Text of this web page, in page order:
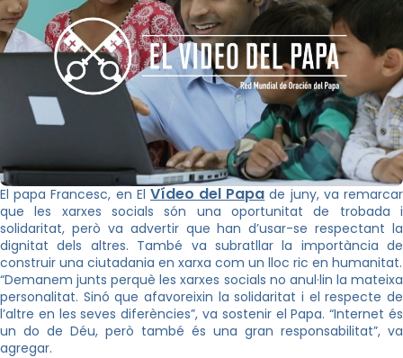
El papa Francesc, en El Vídeo del Papa de juny, va remarcar
que les xarxes socials són una oportunitat de trobada i
solidaritat, però va advertir que han d’usar-se respectant la
dignitat dels altres. També va subratllar la importància de
construir una ciutadania en xarxa com un lloc ric en humanitat.
“Demanem junts perquè les xarxes socials no anul·lin la mateixa
personalitat. Sinó que afavoreixin la solidaritat i el respecte de
l’altre en les seves diferències”, va sostenir el Papa. “Internet és
un do de Déu, però també és una gran responsabilitat”, va
agregar.